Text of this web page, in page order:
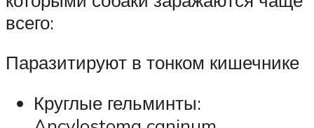
всего:
Паразитируют в тонком кишечнике
Круглые гельминты: